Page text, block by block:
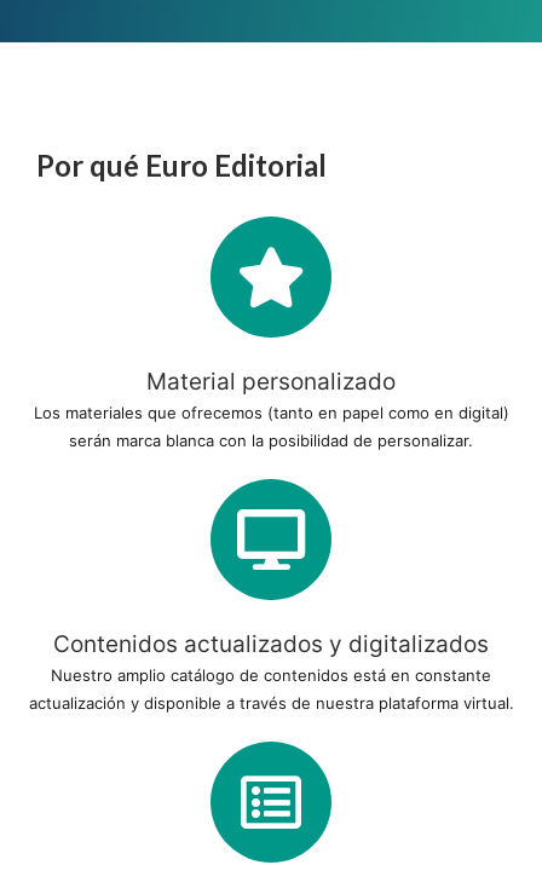
Por qué Euro Editorial
Material personalizado
Los materiales que ofrecemos (tanto en papel como en digital)
serán marca blanca con la posibilidad de personalizar.
Contenidos actualizados y digitalizados
Nuestro amplio catálogo de contenidos está en constante
actualización y disponible a través de nuestra plataforma virtual.